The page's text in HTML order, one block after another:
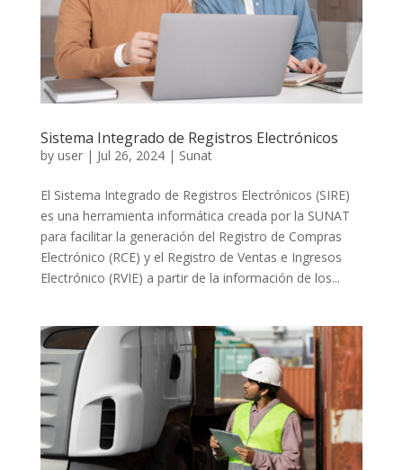
Sistema Integrado de Registros Electrónicos
by user| Jul 26, 2024| Sunat
El Sistema Integrado de Registros Electrónicos (SIRE)
es una herramienta informática creada por la SUNAT
para facilitar la generación del Registro de Compras
Electrónico (RCE) y el Registro de Ventas e Ingresos
Electrónico (RVIE) a partir de la información de los...